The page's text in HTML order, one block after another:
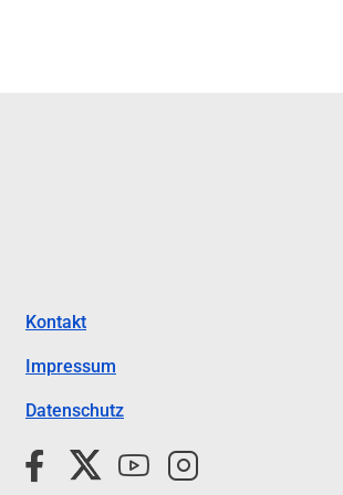
Kontakt
Impressum
Datenschutz